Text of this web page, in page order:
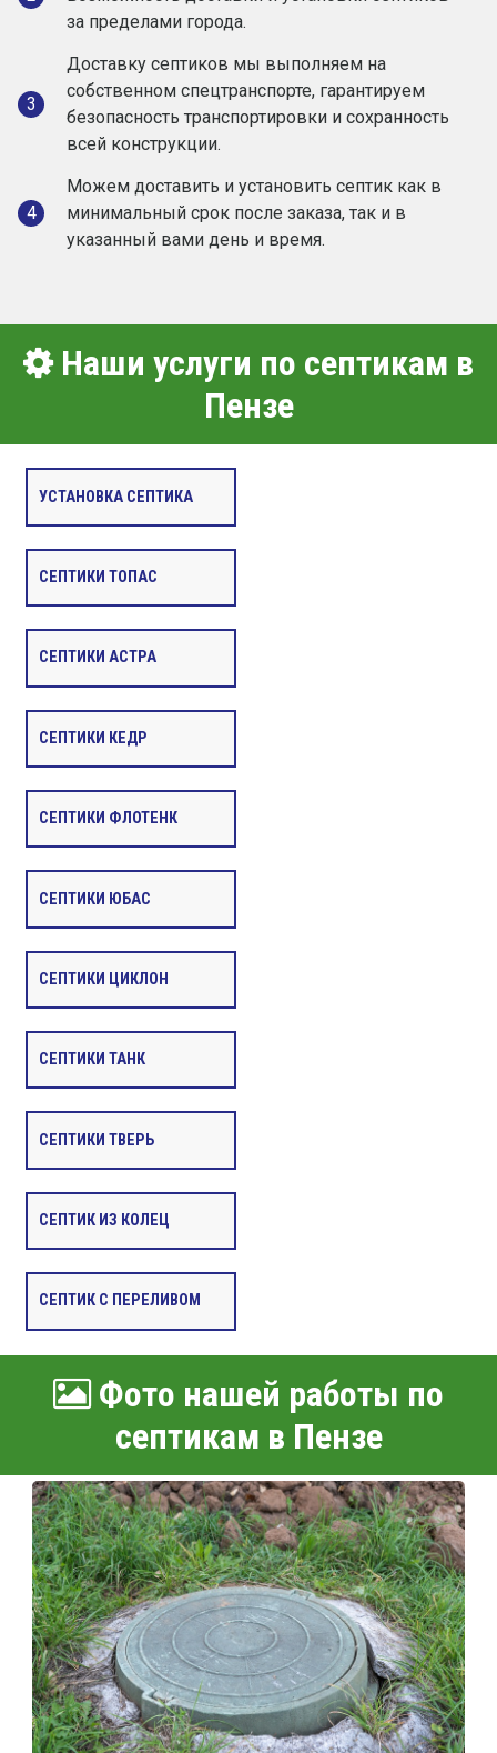
за пределами города.
3
Доставку септиков мы выполняем на
собственном спецтранспорте, гарантируем
безопасность транспортировки и сохранность
всей конструкции.
4
Можем доставить и установить септик как в
минимальный срок после заказа, так и в
указанный вами день и время.
Наши услуги по септикам в
Пензе
УСТАНОВКА СЕПТИКА
СЕПТИКИ ТОПАС
СЕПТИКИ АСТРА
СЕПТИКИ КЕДР
СЕПТИКИ ФЛОТЕНК
СЕПТИКИ ЮБАС
СЕПТИКИ ЦИКЛОН
СЕПТИКИ ТАНК
СЕПТИКИ ТВЕРЬ
СЕПТИК ИЗ КОЛЕЦ
СЕПТИК С ПЕРЕЛИВОМ
Фото нашей работы по
септикам в Пензе